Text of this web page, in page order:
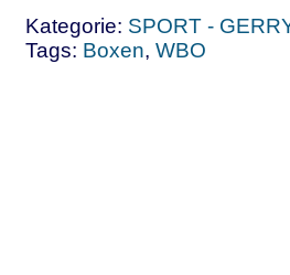
Kategorie: SPORT -
Tags: Boxen, WBO